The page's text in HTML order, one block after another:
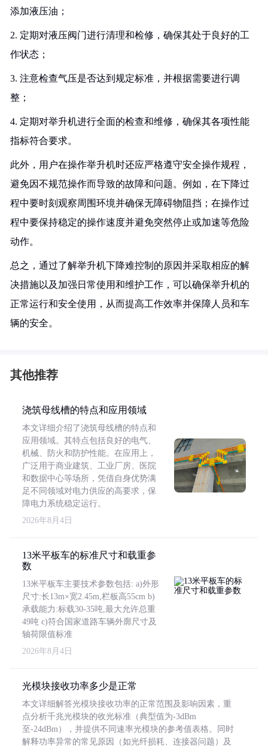
添加液压油；
2. 定期对液压阀门进行清理和检修，确保其处于良好的工
作状态；
3. 注意检查气压是否达到规定标准，并根据需要进行调
整；
4. 定期对举升机进行全面的检查和维修，确保其各项性能
指标符合要求。
此外，用户在操作举升机时还应严格遵守安全操作规程，
避免因不规范操作而导致的故障和问题。例如，在下降过
程中要时刻观察周围环境并确保无障碍物阻挡；在操作过
程中要保持稳定的操作速度并避免突然停止或加速等危险
动作。
总之，通过了解举升机下降难控制的原因并采取相应的解
决措施以及加强日常使用和维护工作，可以确保举升机的
正常运行和安全使用，从而提高工作效率并保障人员和车
辆的安全。
其他推荐
浇筑母线槽的特点和应用领域
本文详细介绍了浇筑母线槽的特点和
应用领域。其特点包括良好的电气、
机械、防火和防护性能。在应用上，
广泛用于商业建筑、工业厂房、医院
和数据中心等场所，凭借自身优势满
足不同领域对电力供应的高要求，保
障电力系统稳定运行。
2026年8月4日
13米平板车的标准尺寸和载重参
数
13米平板车主要技术参数包括: a)外形
尺寸:长13m×宽2.45m,栏板高55cm b)
承载能力:标载30-35吨,最大允许总重
49吨 c)符合国家道路车辆外廓尺寸及
轴荷限值标准
2026年8月4日
光模块接收功率多少是正常
本文详细解答光模块接收功率的正常范围及影响因素，重
点分析千兆光模块的收光标准（典型值为-3dBm
至-24dBm），并提供不同速率光模块的参考值表格。同时
解释功率异常的常见原因（如光纤损耗、连接器问题）及